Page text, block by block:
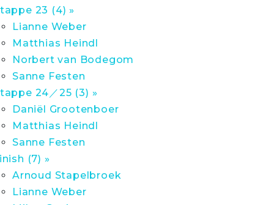
23 (4) »
Lianne Weber
Matthias Heindl
Norbert van Bodegom
Sanne Festen
24／25 (3) »
Daniël Grootenboer
Matthias Heindl
Sanne Festen
(7) »
Arnoud Stapelbroek
Lianne Weber